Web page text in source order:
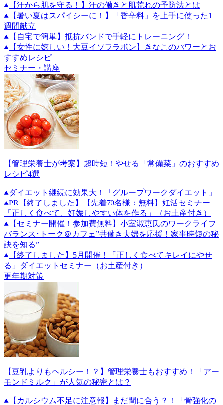
【汗から肌を守る！】汗の働きと肌荒れの予防法とは
【暑い夏はスパイシーに！】「香辛料」を上手に使った1
週間献立
【自宅で簡単】抵抗バンドで手軽にトレーニング！
【女性に嬉しい！大豆イソフラボン】きなこのパワーとお
すすめレシピ
セミナー・講座
【管理栄養士が考案】超時短！やせる「常備菜」のおすすめ
レシピ4選
ダイエット継続に効果大！「グループワークダイエット」
PR
【終了しました】【先着70名様：無料】妊活セミナー
「正しく食べて、妊娠しやすい体を作る」（お土産付き）
【セミナー開催！参加費無料】小室淑恵氏のワークライフ
バランス･トーク＠カフェ”共働き夫婦を応援！家事時短の秘
訣を知る”
【終了しました】5月開催！「正しく食べてキレイにやせ
る」ダイエットセミナー（お土産付き）
更年期対策
【豆乳よりもヘルシー！？】管理栄養士もおすすめ！「アー
モンドミルク」が人気の秘密とは？
【カルシウム不足に注意報】まだ間に合う？！「骨強化の